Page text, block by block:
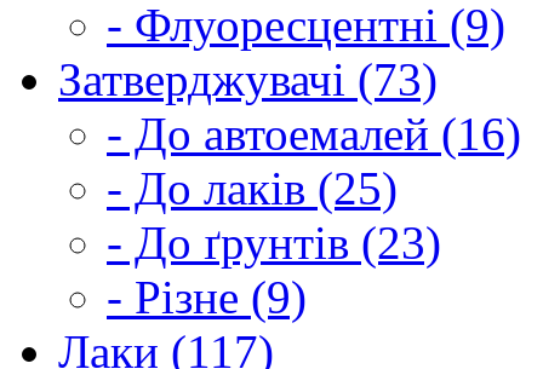
- Флуоресцентні (9)
Затверджувачі (73)
- До автоемалей (16)
- До лаків (25)
- До ґрунтів (23)
- Різне (9)
Лаки (117)